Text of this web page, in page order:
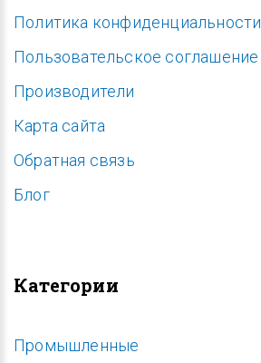
Политика конфиденциальности
Пользовательское соглашение
Производители
Карта сайта
Обратная связь
Блог
Категории
Промышленные